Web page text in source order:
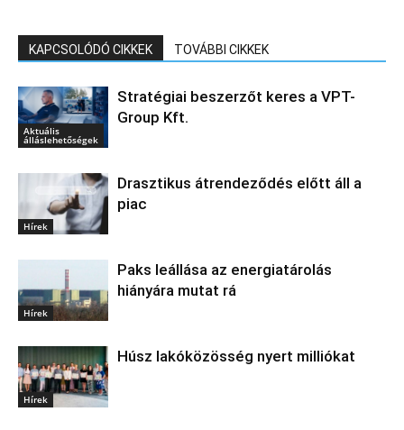
KAPCSOLÓDÓ CIKKEK TOVÁBBI CIKKEK
Aktuális
álláslehetőségek
Stratégiai beszerzőt keres a VPT-
Group Kft.
Hírek
Drasztikus átrendeződés előtt áll a
piac
Hírek
Paks leállása az energiatárolás
hiányára mutat rá
Hírek
Húsz lakóközösség nyert milliókat